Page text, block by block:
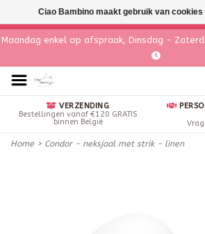
Maandag enkel op afspraak, Dinsdag -
VERZENDING
Bestellingen vanaf €120 GRATIS
binnen België
Home > Condor - neksjaal met strik - linen
Ciao Bambino maakt gebruik van cookies